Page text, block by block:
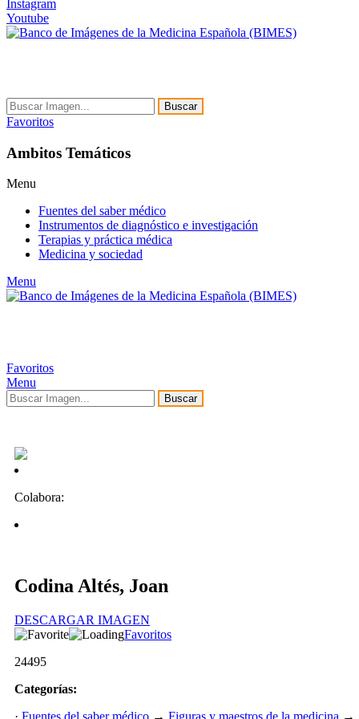
Instagram
Youtube
Buscar
Favoritos
Ambitos Temáticos
Menu
Fuentes del saber médico
Instrumentos de diagnóstico e investigación
Terapias y práctica médica
Medicina y sociedad
Menu
Favoritos
Menu
Buscar
Colabora:
Codina Altés, Joan
DESCARGAR IMAGEN
Favoritos
24495
Categorías: